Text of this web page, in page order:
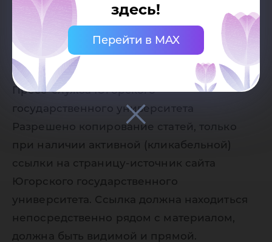
здесь!
Перейти в MAX
Дата публикации: 22.12.2025
Автор:
Пресс-служба Югорского
государственного университета
Разрешено копирование статей, только
при наличии активной (кликабельной)
ссылки на страницу-источник сайта
Югорского государственного
университета. Ссылка должна находиться
непосредственно рядом с материалом,
должна быть видимой и прямой.